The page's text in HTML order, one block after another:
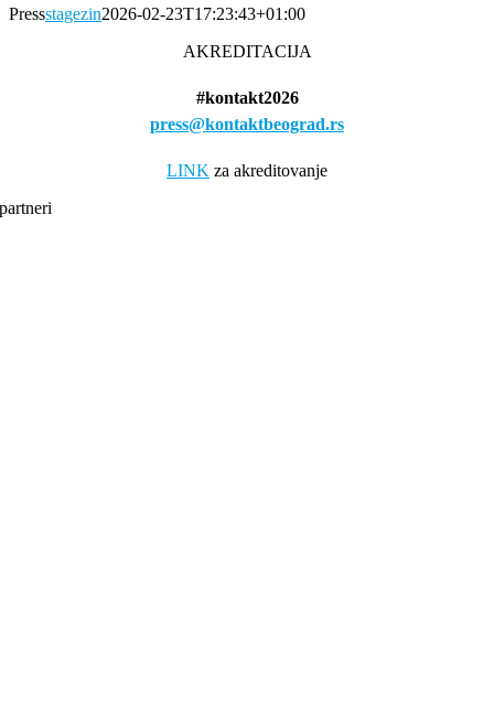
Pressstagezin2026-02-23T17:23:43+01:00
AKREDITACIJA
#kontakt2026
press@kontaktbeograd.rs
LINK za akreditovanje
partneri